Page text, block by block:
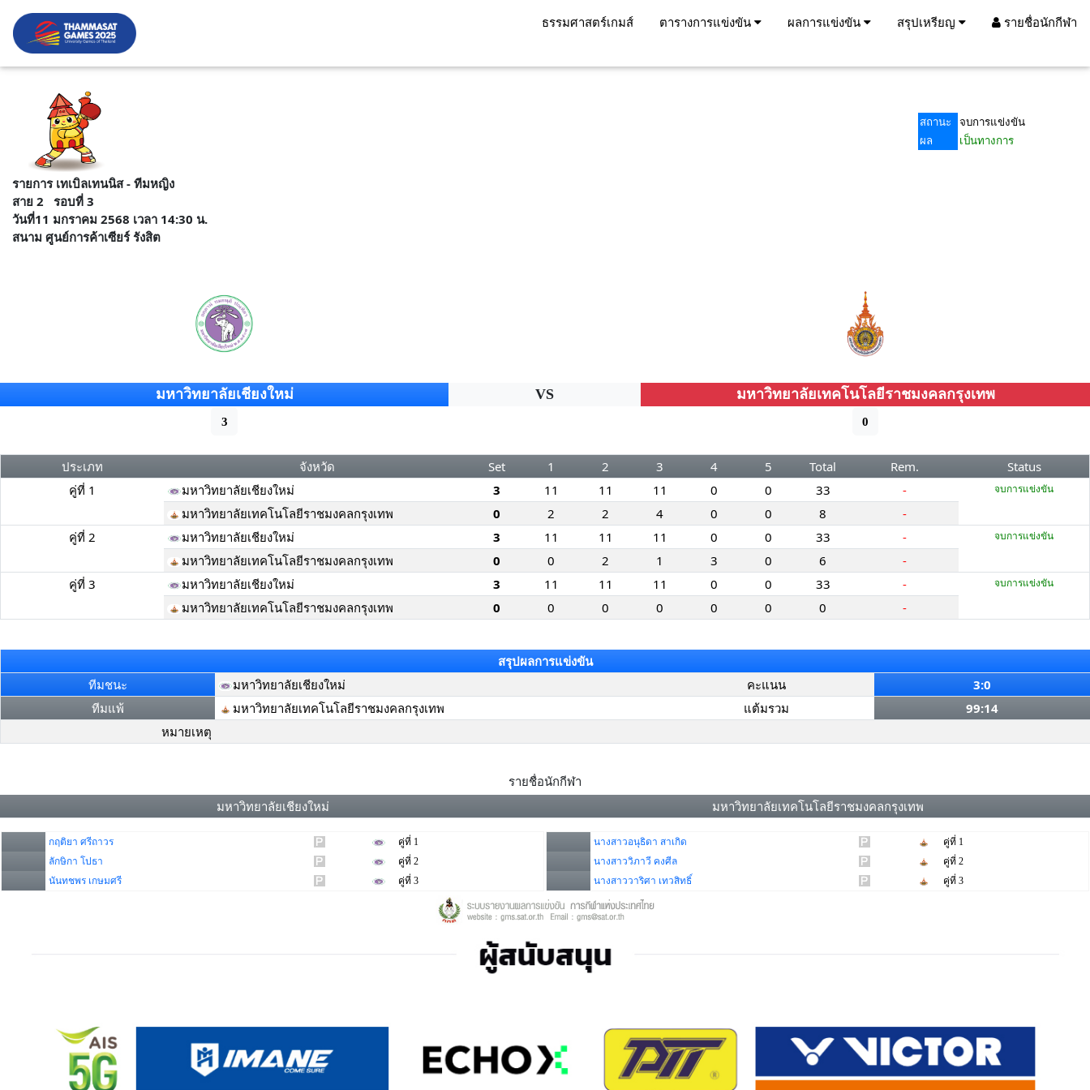
ธรรมศาสตร์เกมส์ ตารางการแข่งขัน ผลการแข่งขัน สรุปเหรียญ รายชื่อนักกีฬา
สถานะ
จบการแข่งขัน
ผล
เป็นทางการ
รายการ เทเบิลเทนนิส - ทีมหญิง
สาย 2 รอบที่ 3
วันที่11 มกราคม 2568 เวลา 14:30 น.
สนาม ศูนย์การค้าเซียร์ รังสิต
มหาวิทยาลัยเชียงใหม่ VS มหาวิทยาลัยเทคโนโลยีราชมงคลกรุงเทพ
3 0
ประเภท จังหวัด Set 1 2 3 4 5 Total Rem.
Status
คู่ที่ 1
มหาวิทยาลัยเชียงใหม่ 3 11 11 11 0 0 33 - จบการแข่งขัน
มหาวิทยาลัยเทคโนโลยีราชมงคลกรุงเทพ 0 2 2 4 0 0 8
-
คู่ที่ 2
มหาวิทยาลัยเชียงใหม่ 3 11 11 11 0 0 33 - จบการแข่งขัน
มหาวิทยาลัยเทคโนโลยีราชมงคลกรุงเทพ 0 0 2 1 3 0 6
-
คู่ที่ 3
มหาวิทยาลัยเชียงใหม่ 3 11 11 11 0 0 33 - จบการแข่งขัน
มหาวิทยาลัยเทคโนโลยีราชมงคลกรุงเทพ 0 0 0 0 0 0 0 -
สรุปผลการแข่งขัน
ทีมชนะ
มหาวิทยาลัยเชียงใหม่ คะแนน
3:0
ทีมแพ้
มหาวิทยาลัยเทคโนโลยีราชมงคลกรุงเทพ แต้มรวม
99:14
หมายเหตุ
รายชื่อนักกีฬา
มหาวิทยาลัยเชียงใหม่
มหาวิทยาลัยเทคโนโลยีราชมงคลกรุงเทพ
กฤติยา ศรีถาวร
คู่ที่ 1
ลักษิกา โปธา
คู่ที่ 2
นันทชพร เกษมศรี
คู่ที่ 3
นางสาวอนุธิดา สาเกิด
คู่ที่ 1
นางสาววิภาวี คงศีล
คู่ที่ 2
นางสาววาริศา เทวสิทธิ์
คู่ที่ 3